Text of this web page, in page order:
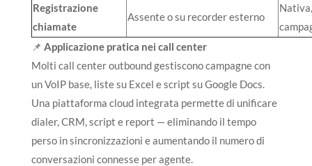
Registrazione
chiamate
Assente o su recorder esterno
📌 Applicazione pratica nei call center
Molti call center outbound gestiscono campagne con
un VoIP base, liste su Excel e script su Google Docs.
Una piattaforma cloud integrata permette di unificare
dialer, CRM, script e report — eliminando il tempo
perso in sincronizzazioni e aumentando il numero di
conversazioni connesse per agente.